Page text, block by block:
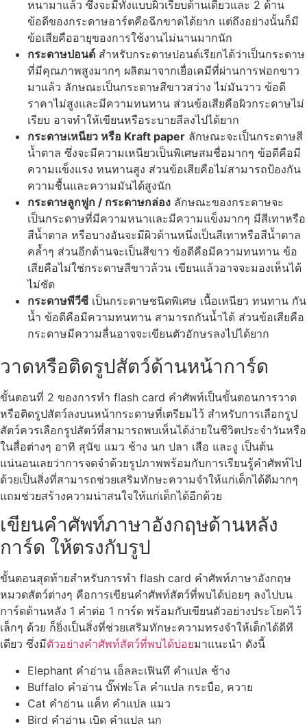
หนามาแล้ว ซึ่งจะมีทั้งแบบผิวเรียบด้านเดียวและ 2 ด้าน
ข้อดีของกระดาษอาร์ตคือฉีกขาดได้ยาก แต่ถึงอย่างนั้นก็มี
ข้อเสียคืออายุของการใช้งานไม่นานมากนัก
กระดาษปอนด์ สำหรับกระดาษปอนด์เรียกได้ว่าเป็นกระดาษ
ที่มีคุณภาพสูงมากๆ ผลิตมาจากเยื่อเคมีที่ผ่านการฟอกขาว
มาแล้ว ลักษณะเป็นกระดาษสีขาวสว่าง ไม่มันวาว ข้อดี
ราคาไม่สูงและมีความทนทาน ส่วนข้อเสียคือผิวกระดาษไม่
เรียบ อาจทำให้เขียนหรือระบายสีลงไปได้ยาก
กระดาษเหนียว หรือ Kraft paper ลักษณะจะเป็นกระดาษสี
น้ำตาล ซึ่งจะมีความเหนียวเป็นพิเศษสมชื่อมากๆ ข้อดีคือมี
ความแข็งแรง ทนทานสูง ส่วนข้อเสียคือไม่สามารถป้องกัน
ความชื้นและความมันได้สูงนัก
กระดาษลูกฟูก / กระดาษกล่อง ลักษณะของกระดาษจะ
เป็นกระดาษที่มีความหนาและมีความแข็งมากๆ มีสีเทาหรือ
สีน้ำตาล หรือบางอันจะมีผิวด้านหนึ่งเป็นสีเทาหรือสีน้ำตาล
คล้ำๆ ส่วนอีกด้านจะเป็นสีขาว ข้อดีคือมีความทนทาน ข้อ
เสียคือไม่ใช่กระดาษสีขาวล้วน เขียนแล้วอาจจะมองเห็นได้
ไม่ชัด
กระดาษพีวีซี เป็นกระดาษชนิดพิเศษ เนื้อเหนียว ทนทาน กัน
น้ำ ข้อดีคือมีความทนทาน สามารถกันน้ำได้ ส่วนข้อเสียคือ
กระดาษมีความลื่นอาจจะเขียนตัวอักษรลงไปได้ยาก
วาดหรือติดรูปสัตว์ด้านหน้าการ์ด
ขั้นตอนที่ 2 ของการทำ flash card คำศัพท์เป็นขั้นตอนการวาด
หรือติดรูปสัตว์ลงบนหน้ากระดาษที่เตรียมไว้ สำหรับการเลือกรูป
สัตว์ควรเลือกรูปสัตว์ที่สามารถพบเห็นได้ง่ายในชีวิตประจำวันหรือ
ในสื่อต่างๆ อาทิ สุนัข แมว ช้าง นก ปลา เสือ และงู เป็นต้น
แน่นอนเลยว่าการจดจำด้วยรูปภาพพร้อมกับการเรียนรู้คำศัพท์ไป
ด้วยเป็นสิ่งที่สามารถช่วยเสริมทักษะความจำให้แก่เด็กได้ดีมากๆ
แถมช่วยสร้างความน่าสนใจให้แก่เด็กได้อีกด้วย
เขียนคำศัพท์ภาษาอังกฤษด้านหลัง
การ์ด ให้ตรงกับรูป
ขั้นตอนสุดท้ายสำหรับการทำ flash card คำศัพท์ภาษาอังกฤษ
หมวดสัตว์ต่างๆ คือการเขียนคำศัพท์สัตว์ที่พบได้บ่อยๆ ลงไปบน
การ์ดด้านหลัง 1 คำต่อ 1 การ์ด พร้อมกับเขียนตัวอย่างประโยคไว้
เล็กๆ ด้วย ก็ยิ่งเป็นสิ่งที่ช่วยเสริมทักษะความทรงจำให้เด็กได้ดีที
เดียว ซึ่งมีตัวอย่างคำศัพท์สัตว์ที่พบได้บ่อยมาแนะนำ ดังนี้
Elephant คำอ่าน เอ็ลละเฟินทึ คำแปล ช้าง
Buffalo คำอ่าน บั๊ฟฟะโล คำแปล กระบือ, ควาย
Cat คำอ่าน แค็ท คำแปล แมว
Bird คำอ่าน เบิด คำแปล นก